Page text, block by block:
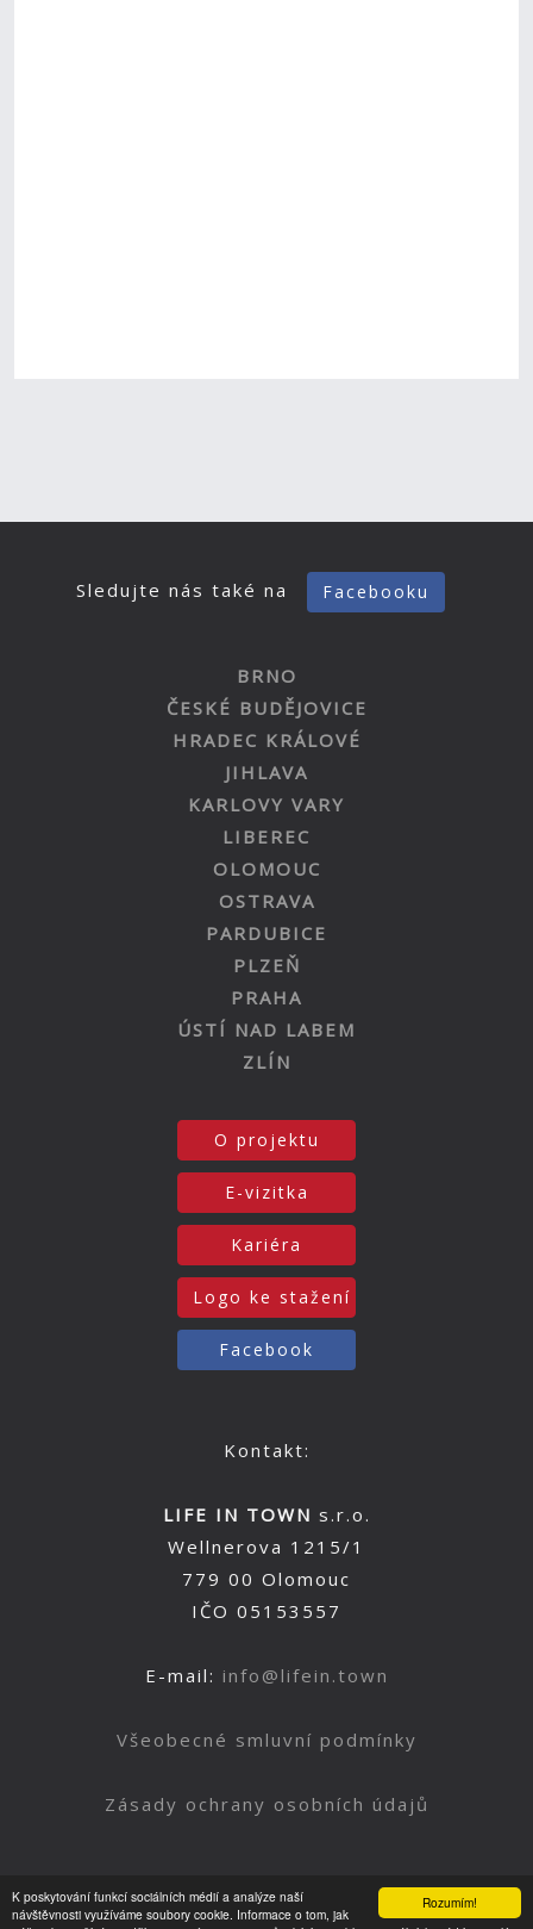
Rozumím!
K poskytování funkcí sociálních médií a analýze naší
návštěvnosti využíváme soubory cookie. Informace o tom, jak
Sledujte nás také na Facebooku
BRNO
ČESKÉ BUDĚJOVICE
HRADEC KRÁLOVÉ
JIHLAVA
KARLOVY VARY
LIBEREC
OLOMOUC
OSTRAVA
PARDUBICE
PLZEŇ
PRAHA
ÚSTÍ NAD LABEM
ZLÍN
O projektu
E-vizitka
Kariéra
Logo ke stažení
Facebook
Kontakt:
LIFE IN TOWN s.r.o.
Wellnerova 1215/1
779 00 Olomouc
IČO 05153557
E-mail: info@lifein.town
Všeobecné smluvní podmínky
Zásady ochrany osobních údajů
Nahoru